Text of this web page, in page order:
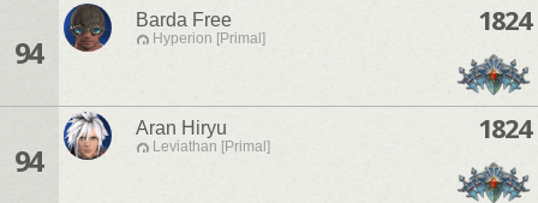
94
Barda Free
Hyperion [Primal]
1824
94
Aran Hiryu
Leviathan [Primal]
1824